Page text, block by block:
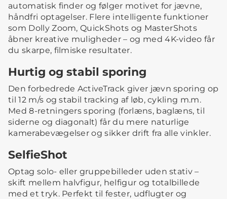
automatisk finder og følger motivet for jævne,
håndfri optagelser. Flere intelligente funktioner
som Dolly Zoom, QuickShots og MasterShots
åbner kreative muligheder – og med 4K-video får
du skarpe, filmiske resultater.
Hurtig og stabil sporing
Den forbedrede ActiveTrack giver jævn sporing op
til 12 m/s og stabil tracking af løb, cykling m.m.
Med 8-retningers sporing (forlæns, baglæns, til
siderne og diagonalt) får du mere naturlige
kamerabevægelser og sikker drift fra alle vinkler.
SelfieShot
Optag solo- eller gruppebilleder uden stativ –
skift mellem halvfigur, helfigur og totalbillede
med et tryk. Perfekt til fester, udflugter og